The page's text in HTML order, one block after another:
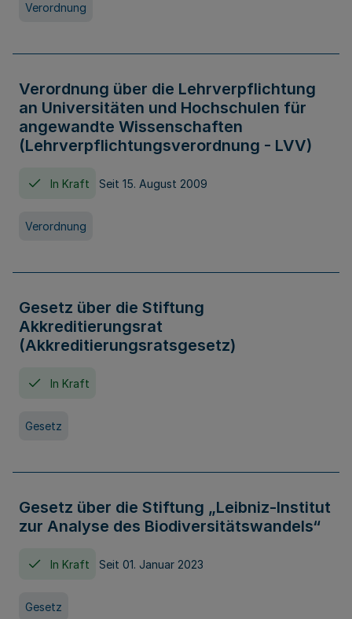
Verordnung
Verordnung über die Lehrverpflichtung
an Universitäten und Hochschulen für
angewandte Wissenschaften
(Lehrverpflichtungsverordnung - LVV)
In Kraft Seit 15. August 2009
Verordnung
Gesetz über die Stiftung
Akkreditierungsrat
(Akkreditierungsratsgesetz)
In Kraft
Gesetz
Gesetz über die Stiftung „Leibniz-Institut
zur Analyse des Biodiversitätswandels“
In Kraft Seit 01. Januar 2023
Gesetz